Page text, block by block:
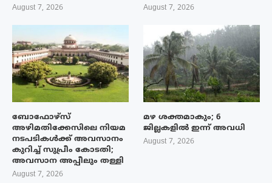
August 7, 2026 August 7, 2026
ബോഫോഴ്‌സ്
അഴിമതിക്കേസിലെ നിയമ
നടപടികൾക്ക് അവസാനം
കുറിച്ച് സുപ്രീം കോടതി;
അവസാന അപ്പീലും തള്ളി
August 7, 2026
മഴ ശക്തമാകും; 6
ജില്ലകളിൽ ഇന്ന് അവധി
August 7, 2026